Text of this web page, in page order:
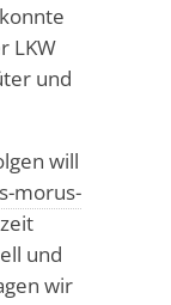
LKW
und
will
morus-
und
wir